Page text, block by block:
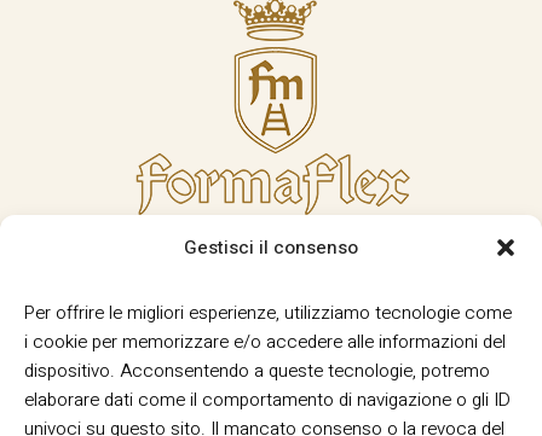
Gestisci il consenso
Per offrire le migliori esperienze, utilizziamo tecnologie come
i cookie per memorizzare e/o accedere alle informazioni del
dispositivo. Acconsentendo a queste tecnologie, potremo
elaborare dati come il comportamento di navigazione o gli ID
univoci su questo sito. Il mancato consenso o la revoca del